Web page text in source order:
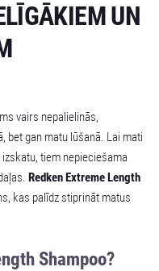
UN
vairs nepalielinās,
bet gan matu lūšanā. Lai mati
tiem nepieciešama
Redken Extreme Length
kas palīdz stiprināt matus
Shampoo?